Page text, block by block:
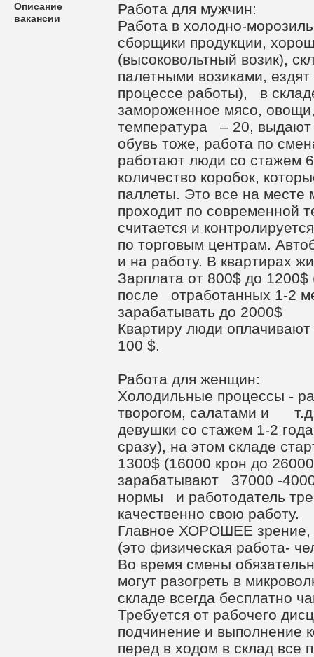
Описание
вакансии
Работа для мужчин:
Работа в холодно-
сборщики продукции,
(высоковольтный возик),
палетными возиками,
процессе работы), в
замороженное мясо,
температура – 20, выдают
обувь тоже, работа по
работают люди со стажем
количество коробок,
паллеты. Это все на месте
проходит по современной
считается и
по торговым центрам.
и на работу. В квартирах
Зарплата от 800$ до
после отработанных 1-2
зарабатывать до 2000$
Квартиру люди
100 $.
Работа для женщин:
Холодильные процессы -
творогом, салатами и
девушки со стажем 1-2
сразу), на этом складе
1300$ (16000 крон до
зарабатывают 37000 -
нормы и работодатель
качественно свою работу.
Главное ХОРОШЕЕ зрение,
(это физическая работа-
Во время смены
могут разогреть в
складе всегда бесплатно
Требуется от рабочего
подчинение и выполнение
перед в ходом в склад все